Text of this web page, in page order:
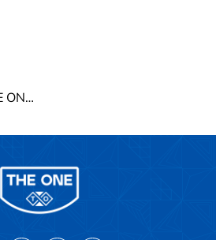
TỦ SẮT GIA ĐÌNH THE ONE TU15B2C3